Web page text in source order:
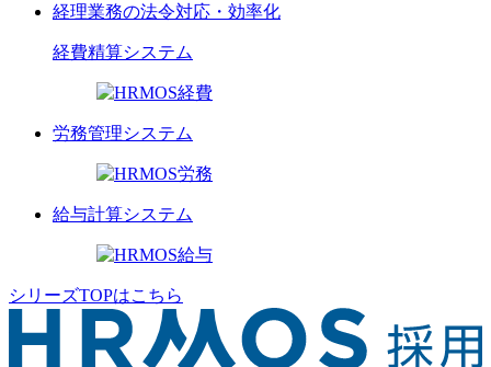
経理業務の法令対応・効率化
経費精算システム
労務管理システム
給与計算システム
シリーズTOPはこちら